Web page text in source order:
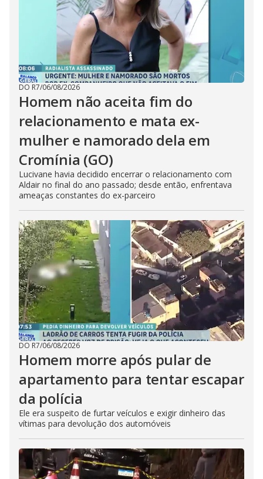
DO R7/06/08/2026
Homem não aceita fim do
relacionamento e mata ex-
mulher e namorado dela em
Cromínia (GO)
Lucivane havia decidido encerrar o relacionamento com
Aldair no final do ano passado; desde então, enfrentava
ameaças constantes do ex-parceiro
DO R7/06/08/2026
Homem morre após pular de
apartamento para tentar escapar
da polícia
Ele era suspeito de furtar veículos e exigir dinheiro das
vítimas para devolução dos automóveis